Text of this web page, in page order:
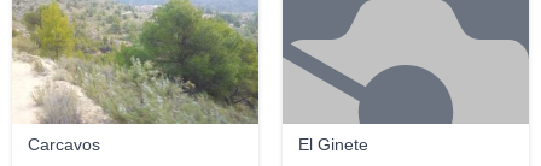
Carcavos El Ginete